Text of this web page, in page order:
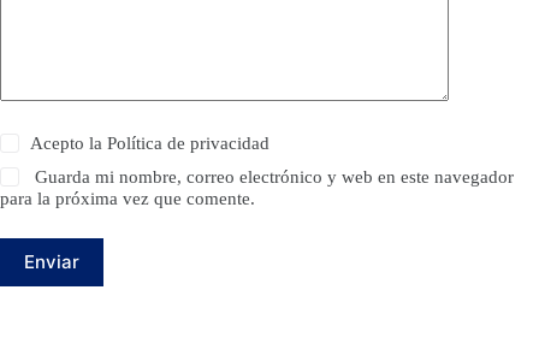
Acepto laPolítica de privacidad
Guarda mi nombre, correo electrónico y web en este navegador
para la próxima vez que comente.
Enviar